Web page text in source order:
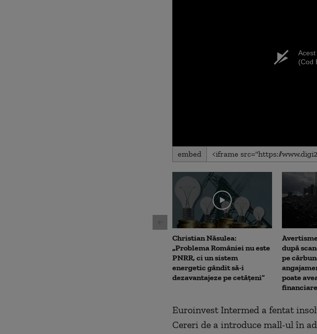
(Cod
embed
Christian Năsulea:
„Problema României nu este
PNRR, ci un sistem
energetic gândit să-i
dezavantajeze pe cetățeni”
după
pe
poate
Euroinvest Intermed a fentat
Cereri de a introduce mall-ul în